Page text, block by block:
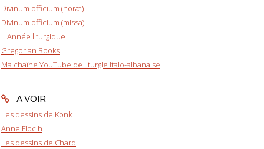
Divinum officium (horæ)
Divinum officium (missa)
L'Année liturgique
Gregorian Books
Ma chaîne YouTube de liturgie italo-albanaise
A VOIR
Les dessins de Konk
Anne Floc'h
Les dessins de Chard